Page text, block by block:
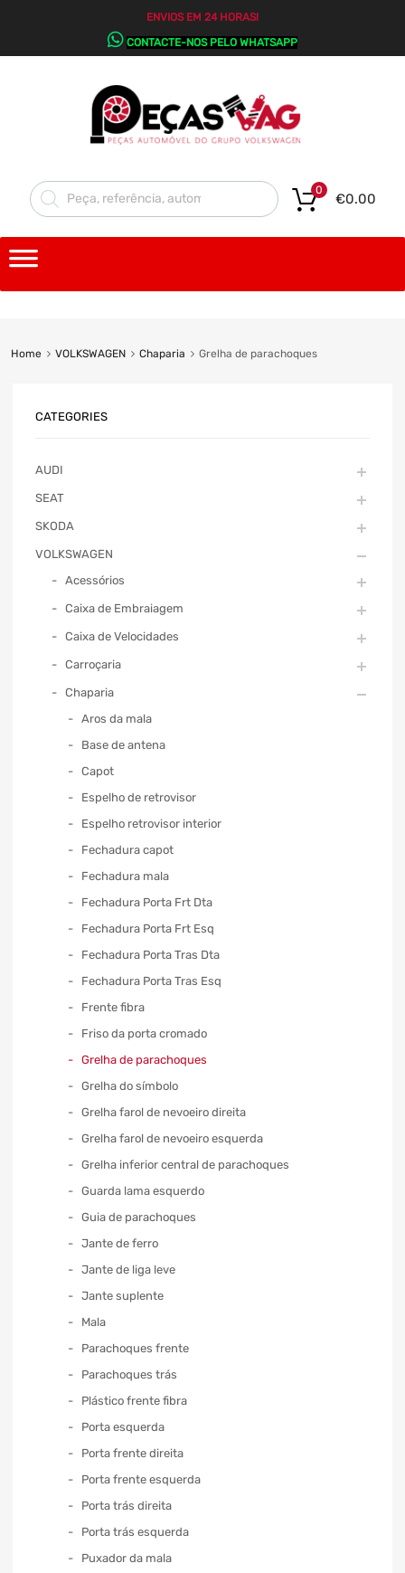
ENVIOS EM 24 HORAS!
CONTACTE-NOS PELO WHATSAPP
€0.00
0
Home VOLKSWAGEN Chaparia Grelha de parachoques
CATEGORIES
AUDI
SEAT
SKODA
VOLKSWAGEN
Acessórios
Caixa de Embraiagem
Caixa de Velocidades
Carroçaria
Chaparia
Aros da mala
Base de antena
Capot
Espelho de retrovisor
Espelho retrovisor interior
Fechadura capot
Fechadura mala
Fechadura Porta Frt Dta
Fechadura Porta Frt Esq
Fechadura Porta Tras Dta
Fechadura Porta Tras Esq
Frente fibra
Friso da porta cromado
Grelha de parachoques
Grelha do símbolo
Grelha farol de nevoeiro direita
Grelha farol de nevoeiro esquerda
Grelha inferior central de parachoques
Guarda lama esquerdo
Guia de parachoques
Jante de ferro
Jante de liga leve
Jante suplente
Mala
Parachoques frente
Parachoques trás
Plástico frente fibra
Porta esquerda
Porta frente direita
Porta frente esquerda
Porta trás direita
Porta trás esquerda
Puxador da mala